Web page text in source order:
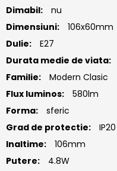
Dimabil:
nu
Dimensiuni:
106x60mm
Dulie:
E27
Durata medie de viata:
Familie:
Modern Clasic
Flux luminos:
580lm
Forma:
sferic
Grad de protectie:
IP20
Inaltime:
106mm
Putere:
4.8W